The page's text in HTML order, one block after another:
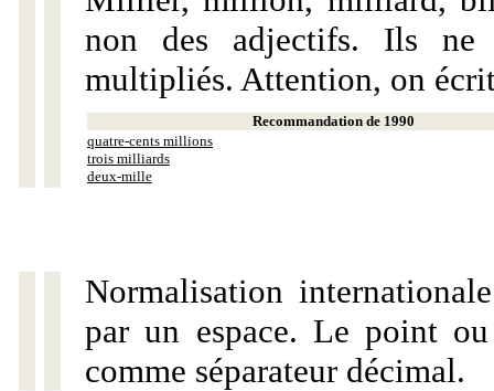
non des adjectifs. Ils ne
multipliés. Attention, on
Recommandation de 1990
quatre-cents millions
trois milliards
deux-mille
Normalisation
par un espace. Le point
comme séparateur décimal.